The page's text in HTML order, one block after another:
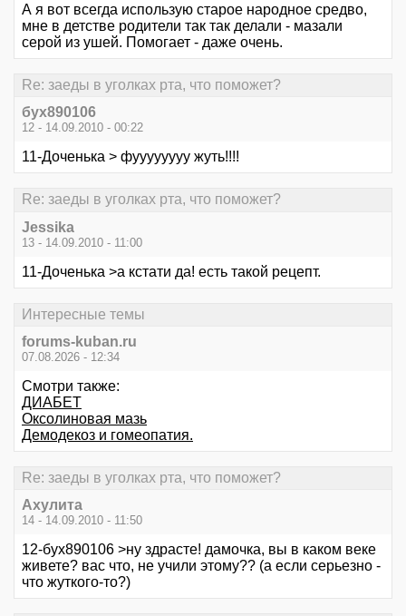
А я вот всегда использую старое народное средво,
мне в детстве родители так так делали - мазали
серой из ушей. Помогает - даже очень.
Re: заеды в уголках рта, что поможет?
бух890106
12 - 14.09.2010 - 00:22
11-Доченька > фуууууууу жуть!!!!
Re: заеды в уголках рта, что поможет?
Jessika
13 - 14.09.2010 - 11:00
11-Доченька >а кстати да! есть такой рецепт.
Интересные темы
forums-kuban.ru
07.08.2026 - 12:34
Смотри также:
ДИАБЕТ
Оксолиновая мазь
Демодекоз и гомеопатия.
Re: заеды в уголках рта, что поможет?
Ахулита
14 - 14.09.2010 - 11:50
12-бух890106 >ну здрасте! дамочка, вы в каком веке
живете? вас что, не учили этому?? (а если серьезно -
что жуткого-то?)